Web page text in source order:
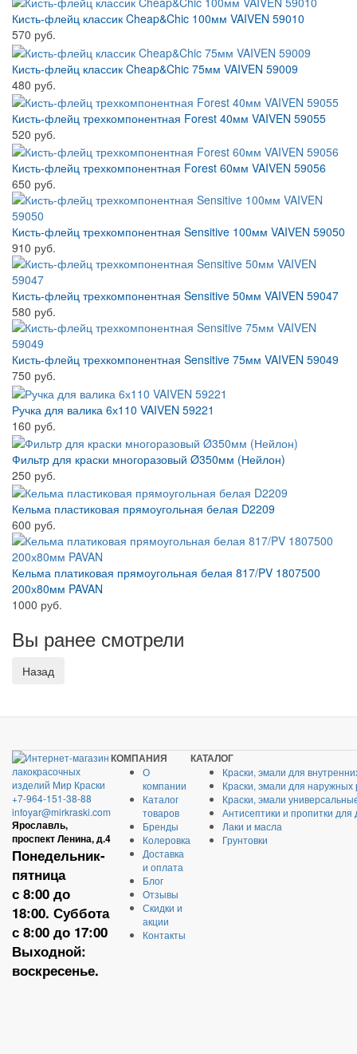
Кисть-флейц классик Cheap&Chic 100мм VAIVEN 59010
570 руб.
Кисть-флейц классик Cheap&Chic 75мм VAIVEN 59009
480 руб.
Кисть-флейц трехкомпонентная Forest 40мм VAIVEN 59055
520 руб.
Кисть-флейц трехкомпонентная Forest 60мм VAIVEN 59056
650 руб.
Кисть-флейц трехкомпонентная Sensitive 100мм VAIVEN 59050
910 руб.
Кисть-флейц трехкомпонентная Sensitive 50мм VAIVEN 59047
580 руб.
Кисть-флейц трехкомпонентная Sensitive 75мм VAIVEN 59049
750 руб.
Ручка для валика 6х110 VAIVEN 59221
160 руб.
Фильтр для краски многоразовый Ø350мм (Нейлон)
250 руб.
Кельма пластиковая прямоугольная белая D2209
600 руб.
Кельма платиковая прямоугольная белая 817/PV 1807500
200х80мм PAVAN
1000 руб.
Вы ранее смотрели
+7-964-151-38-88
infoyar@mirkraski.com
Ярославль,
проспект Ленина, д.4
Понедельник-
пятница
с 8:00 до
18:00. Суббота
с 8:00 до 17:00
Выходной:
воскресенье.
КОМПАНИЯ
О
компании
Каталог
товаров
Бренды
Колеровка
Доставка
и оплата
Блог
Отзывы
Скидки и
акции
Контакты
КАТАЛОГ
Краски, эмали для
Краски, эмали для наружных
Краски, эмали
Антисептики и пропитки для
Лаки и масла
Грунтовки